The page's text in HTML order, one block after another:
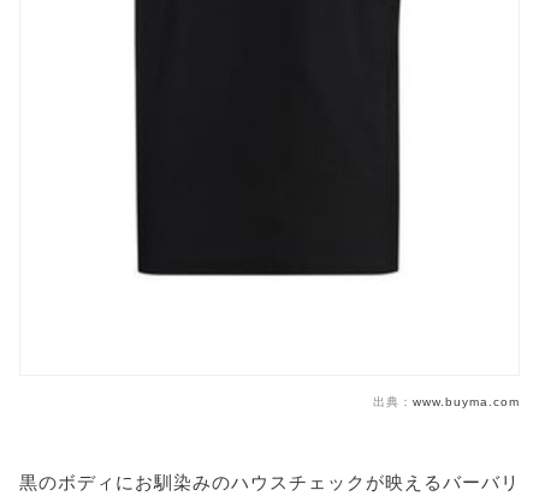
出典： www.buyma.com
黒のボディにお馴染みのハウスチェックが映えるバーバリ